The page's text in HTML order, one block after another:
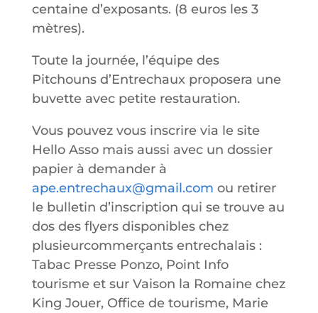
centaine d’exposants. (8 euros les 3
mètres).
Toute la journée, l’équipe des
Pitchouns d’Entrechaux proposera une
buvette avec petite restauration.
Vous pouvez vous inscrire via le site
Hello Asso mais aussi avec un dossier
papier à demander à
ape.entrechaux@gmail.com ou retirer
le bulletin d’inscription qui se trouve au
dos des flyers disponibles chez
plusieurcommerçants entrechalais :
Tabac Presse Ponzo, Point Info
tourisme et sur Vaison la Romaine chez
King Jouer, Office de tourisme, Marie